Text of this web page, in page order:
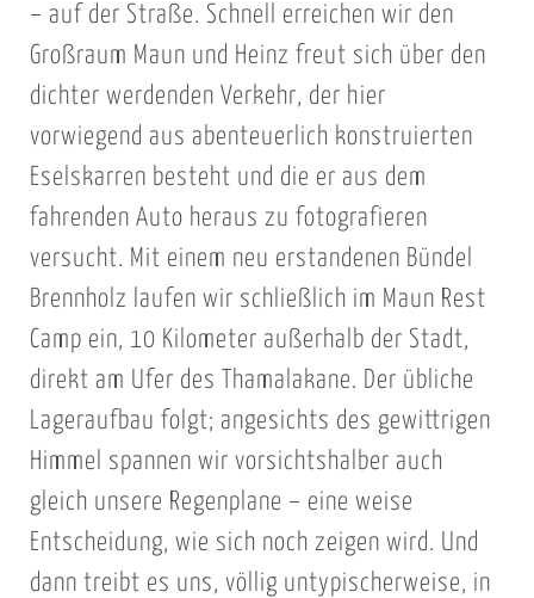
– auf der Straße. Schnell erreichen wir den
Großraum Maun und Heinz freut sich über den
dichter werdenden Verkehr, der hier
vorwiegend aus abenteuerlich konstruierten
Eselskarren besteht und die er aus dem
fahrenden Auto heraus zu fotografieren
versucht. Mit einem neu erstandenen Bündel
Brennholz laufen wir schließlich im Maun Rest
Camp ein, 10 Kilometer außerhalb der Stadt,
direkt am Ufer des Thamalakane. Der übliche
Lageraufbau folgt; angesichts des gewittrigen
Himmel spannen wir vorsichtshalber auch
gleich unsere Regenplane – eine weise
Entscheidung, wie sich noch zeigen wird. Und
dann treibt es uns, völlig untypischerweise, in